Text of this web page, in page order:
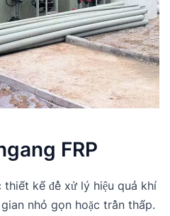
FRP
thiết kế để xử lý hiệu quả khí
nhỏ gọn hoặc trần thấp.